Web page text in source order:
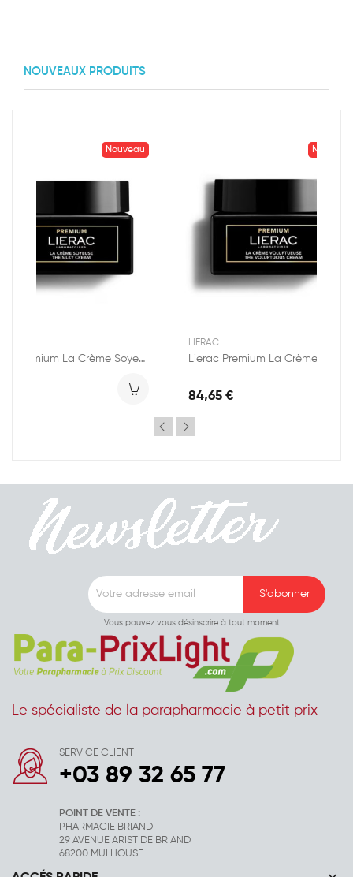
NOUVEAUX PRODUITS
Nouveau
Lierac Premium La Crème Soyeuse 50ml
Nouveau
LIERAC
84,65 €
Vous pouvez vous désinscrire à tout moment.
Le spécialiste de la parapharmacie à petit prix
SERVICE CLIENT
+03 89 32 65 77
POINT DE VENTE :
PHARMACIE BRIAND
29 AVENUE ARISTIDE BRIAND
68200 MULHOUSE